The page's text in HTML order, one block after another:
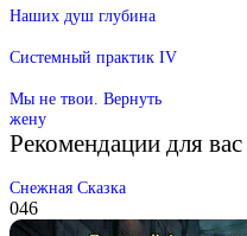
Наших душ глубина
Системный практик IV
Мы не твои. Вернуть
жену
Рекомендации для вас
Снежная Сказка
046